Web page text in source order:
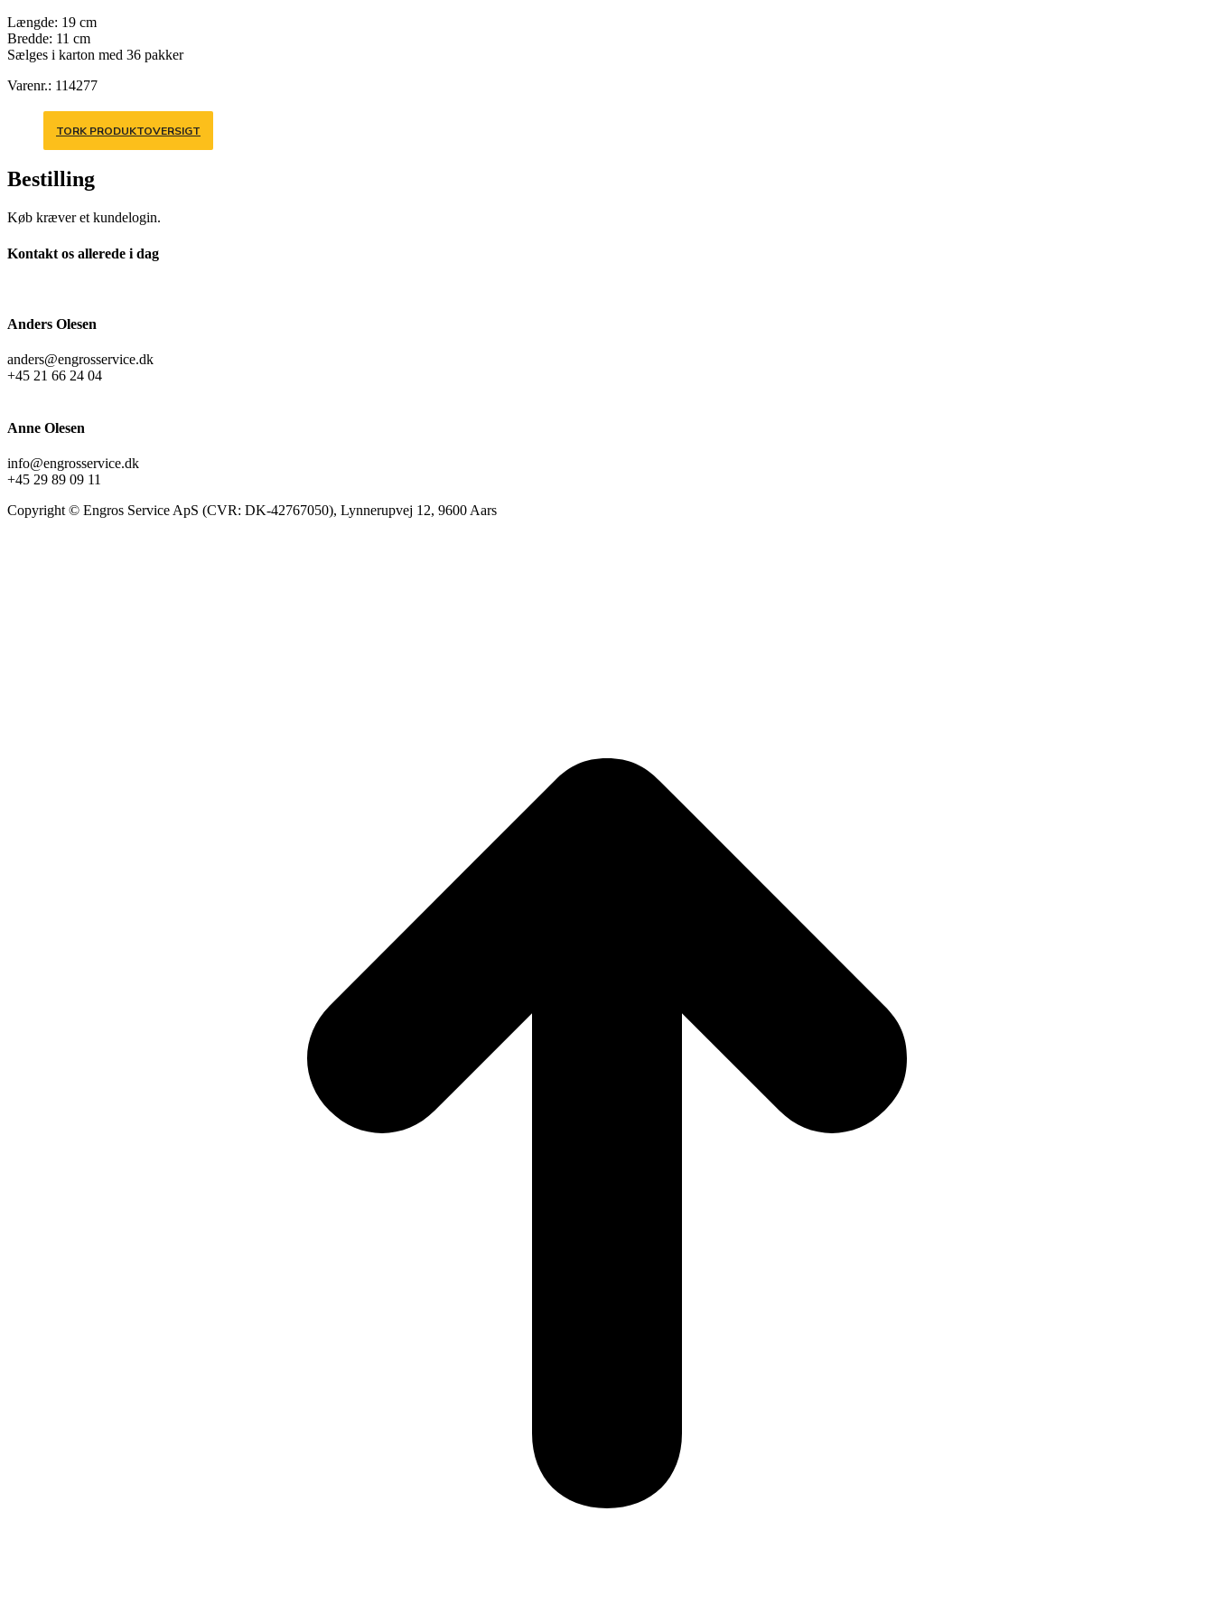
Længde: 19 cm
Bredde: 11 cm
Sælges i karton med 36 pakker
Varenr.: 114277
TORK PRODUKTOVERSIGT
Bestilling
Køb kræver et kundelogin.
Kontakt os allerede i dag
Anders Olesen
anders@engrosservice.dk
+45 21 66 24 04
Anne Olesen
info@engrosservice.dk
+45 29 89 09 11
Copyright © Engros Service ApS (CVR: DK-42767050), Lynnerupvej 12, 9600 Aars